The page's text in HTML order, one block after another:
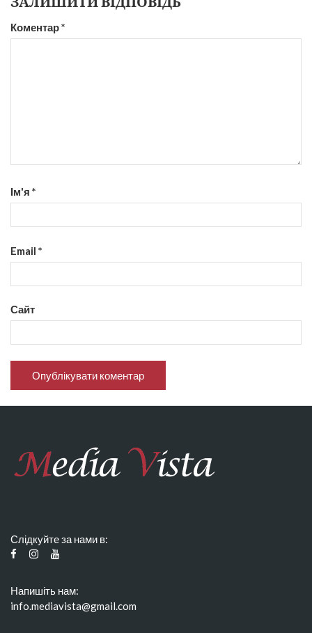
Коментар*
Ім'я *
Email *
Сайт
Слідкуйте за нами в:
Напишіть нам:
info.mediavista@gmail.com